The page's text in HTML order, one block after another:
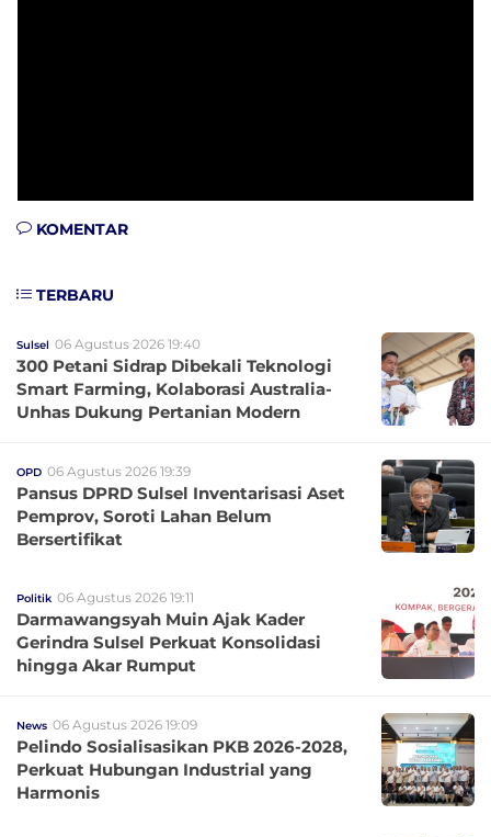
KOMENTAR
TERBARU
Sulsel 06 Agustus 2026 19:40
300 Petani Sidrap Dibekali Teknologi
Smart Farming, Kolaborasi Australia-
Unhas Dukung Pertanian Modern
OPD 06 Agustus 2026 19:39
Pansus DPRD Sulsel Inventarisasi Aset
Pemprov, Soroti Lahan Belum
Bersertifikat
Politik 06 Agustus 2026 19:11
Darmawangsyah Muin Ajak Kader
Gerindra Sulsel Perkuat Konsolidasi
hingga Akar Rumput
News 06 Agustus 2026 19:09
Pelindo Sosialisasikan PKB 2026-2028,
Perkuat Hubungan Industrial yang
Harmonis